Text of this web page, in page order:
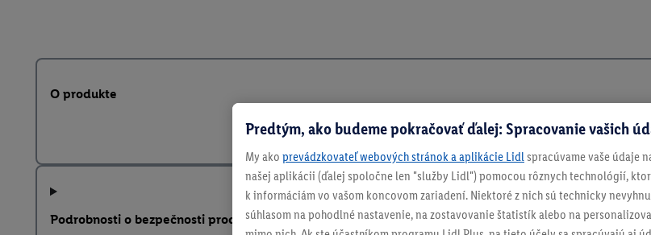
O produkte
Podrobnosti o bezpečnosti produktu
Predtým, ako budeme pokračovať ďalej: Spracovanie vašich
My ako prevádzkovateľ webových stránok a aplikácie Lidl spracúvame vaše údaje
našej aplikácii (ďalej spoločne len "služby Lidl") pomocou rôznych technológií,
k informáciám vo vašom koncovom zariadení. Niektoré z nich sú technicky
súhlasom na pohodlné nastavenie, na zostavovanie štatistík alebo na